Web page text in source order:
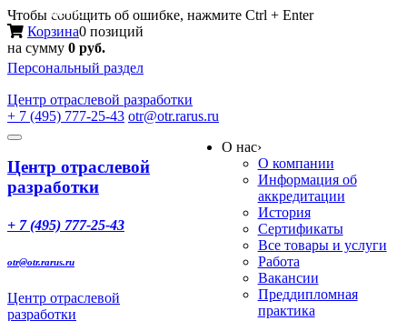
Чтобы сообщить об ошибке, нажмите Ctrl + Enter
Корзина0 позиций
на сумму 0 руб.
Персональный раздел
Центр отраслевой разработки
+ 7 (495) 777-25-43 otr@otr.rarus.ru
Toggle
Меню
Центр отраслевой
разработки
+ 7 (495) 777-25-43
otr@otr.rarus.ru
Центр отраслевой
разработки
О нас›
О компании
Информация об
аккредитации
История
Сертификаты
Все товары и услуги
Работа
Вакансии
Преддипломная
практика